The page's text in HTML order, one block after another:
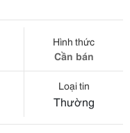
Hình thức
Cần bán
Loại tin
Thường